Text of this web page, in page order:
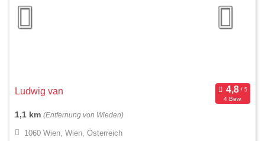
Ludwig van
4 Bew.
1,1 km (Entfernung von Wieden)
1060 Wien, Wien, Österreich